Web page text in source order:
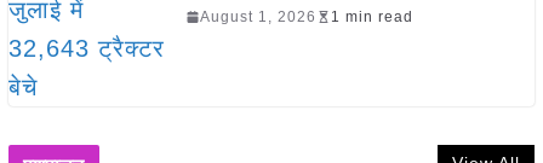
August 1, 2026 1 min read